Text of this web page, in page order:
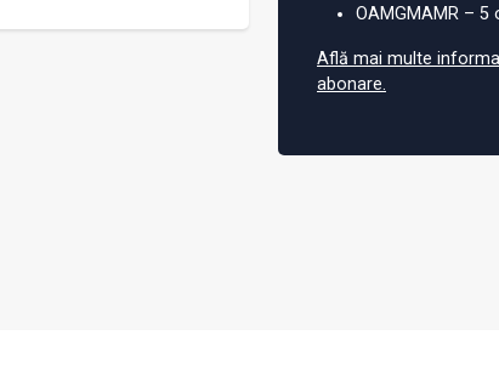
OAMGMAMR – 5
Află mai multe
abonare.